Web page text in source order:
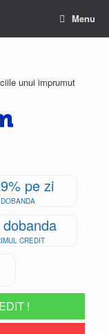
Menu
unui imprumut
pe zi
DOBANDA
CREDIT
!